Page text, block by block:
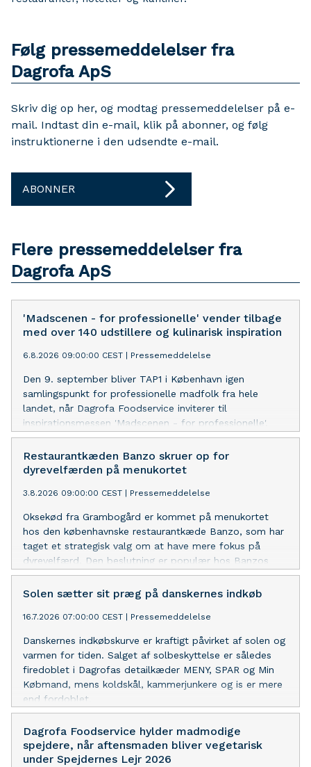
Følg pressemeddelelser fra
Dagrofa ApS
Skriv dig op her, og modtag pressemeddelelser på e-
mail. Indtast din e-mail, klik på abonner, og følg
instruktionerne i den udsendte e-mail.
ABONNER
Flere pressemeddelelser fra
Dagrofa ApS
'Madscenen - for professionelle' vender tilbage
med over 140 udstillere og kulinarisk inspiration
6.8.2026 09:00:00 CEST Pressemeddelelse
Den 9. september bliver TAP1 i København igen
samlingspunkt for professionelle madfolk fra hele
landet, når Dagrofa Foodservice inviterer til
inspirationsmessen 'Madscenen - for professionelle'.
Med mere end 140 udstillere, smagsoplevelser, et
omfattende program af masterclasses og et særligt
fokus på økologi med Aarstiderne i en central rolle er
for den danske foodservicebranche.
Restaurantkæden Banzo skruer op for
dyrevelfærden på menukortet
3.8.2026 09:00:00 CEST Pressemeddelelse
Oksekød fra Grambogård er kommet på menukortet
hos den københavnske restaurantkæde Banzo, som har
taget et strategisk valg om at have mere fokus på
dyrevelfærd. Den beslutning er populær hos Banzos
gæster og salget af retter med oksekød er denne
sommer steget med næsten 10%.
Solen sætter sit præg på danskernes indkøb
16.7.2026 07:00:00 CEST Pressemeddelelse
Danskernes indkøbskurve er kraftigt påvirket af solen og
varmen for tiden. Salget af solbeskyttelse er således
firedoblet i Dagrofas detailkæder MENY, SPAR og Min
Købmand, mens koldskål, kammerjunkere og is er mere
end fordoblet.
Dagrofa Foodservice hylder madmodige
spejdere, når aftensmaden bliver vegetarisk
under Spejdernes Lejr 2026